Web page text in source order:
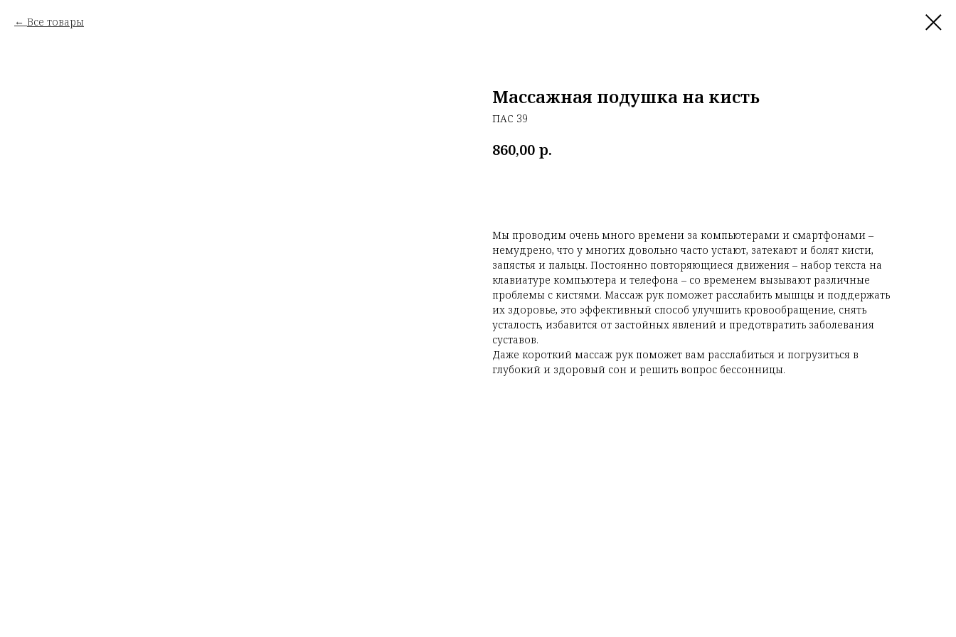
Все товары
Массажная подушка на кисть
ПАС 39
860,00 р.
Мы проводим очень много времени за компьютерами и смартфонами –
немудрено, что у многих довольно часто устают, затекают и болят кисти,
запястья и пальцы. Постоянно повторяющиеся движения – набор текста на
клавиатуре компьютера и телефона – со временем вызывают различные
проблемы с кистями. Массаж рук поможет расслабить мышцы и поддержать
их здоровье, это эффективный способ улучшить кровообращение, снять
усталость, избавится от застойных явлений и предотвратить заболевания
суставов.
Даже короткий массаж рук поможет вам расслабиться и погрузиться в
глубокий и здоровый сон и решить вопрос бессонницы.